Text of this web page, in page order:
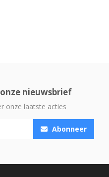
nieuwsbrief
onze laatste acties
Abonneer